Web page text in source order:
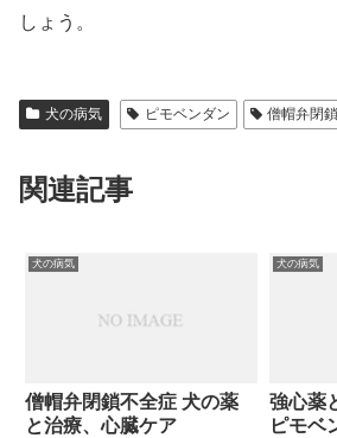
しょう。
犬の病気 ピモベンダン 僧帽弁閉
関連記事
犬の病気
僧帽弁閉鎖不全症 犬の薬
と治療、心臓ケア
犬の病気
強心薬
ピモベ